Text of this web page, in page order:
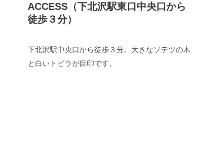
ACCESS（下北沢駅東口中央口から
徒歩３分）
下北沢駅中央口から徒歩３分。大きなソテツの木
と白いトビラが目印です。